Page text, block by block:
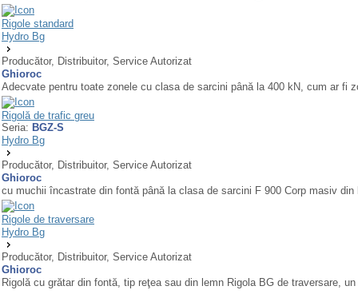
Rigole standard
Hydro Bg
Producător, Distribuitor, Service Autorizat
Ghioroc
Adecvate pentru toate zonele cu clasa de sarcini până la 400 kN, cum ar fi
Rigolă de trafic greu
Seria: BGZ-S
Hydro Bg
Producător, Distribuitor, Service Autorizat
Ghioroc
cu muchii încastrate din fontă până la clasa de sarcini F 900 Corp masiv
Rigole de traversare
Hydro Bg
Producător, Distribuitor, Service Autorizat
Ghioroc
Rigolă cu grătar din fontă, tip reţea sau din lemn Rigola BG de traversare,